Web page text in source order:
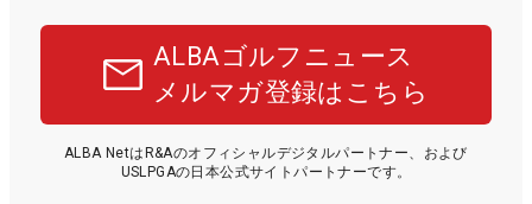
ALBAゴルフニュース
メルマガ登録はこちら
ALBA NetはR&Aのオフィシャルデジタルパートナー、および
USLPGAの日本公式サイトパートナーです。